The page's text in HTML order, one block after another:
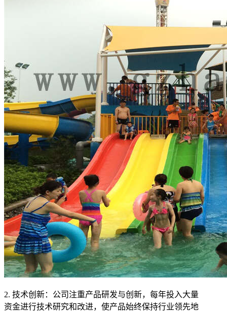
2. 技术创新：公司注重产品研发与创新，每年投入大量
资金进行技术研究和改进，使产品始终保持行业领先地